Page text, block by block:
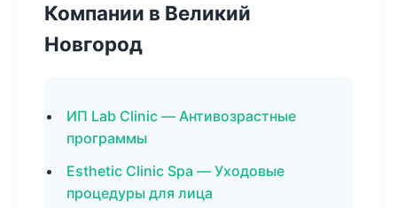
Компании в Великий
Новгород
ИП Lab Clinic — Антивозрастные
программы
Esthetic Clinic Spa — Уходовые
процедуры для лица